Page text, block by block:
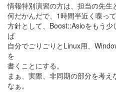
情報特別演習の方は、担当の先生
何だかんだで、1時間半近く喋って
方針として、Boost::Asioをもう
ば
自分でごりごりとLinux用、
を
書くことにする。
まぁ、実際、非同期の部分を考
なぁ。